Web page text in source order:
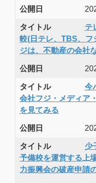
公開日
タイトル
テ
較(日テレ、TBS、フ
ジは、不動産の会社
公開日
タイトル
今
会社フジ・メディア
を見てみる
公開日
タイトル
少
予備校を運営する上
力振興会の破産申請